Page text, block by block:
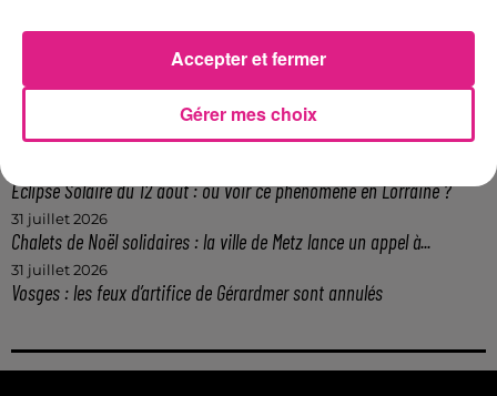
Casting de Woof : l'Euro-Métropole de Metz part à la recherche de...
Officiel : Gauthier Hein quitte le FC Metz pour l'OGC Nice
Officiel : le lac de Madine reporte son feu d’artifice
Eclipse Solaire du 12 août : où voir ce phénomène en Lorraine ?
31 juillet 2026
Chalets de Noël solidaires : la ville de Metz lance un appel à...
31 juillet 2026
Vosges : les feux d’artifice de Gérardmer sont annulés
Gérer mes choix
Accepter et fermer